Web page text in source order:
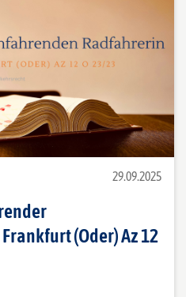
29.09.2025
(Oder) Az 12